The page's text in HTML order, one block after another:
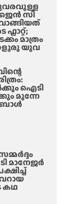
വ
റും
സി
മാത്രം
യുവ
ഐടി
മുന്നേ
മാനേജർ
കഥ